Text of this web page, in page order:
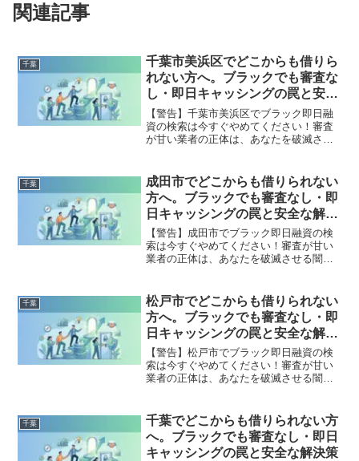
関連記事
千葉
千葉市美浜区でどこからも借りら
れない方へ。ブラックでも審査な
し・即日キャッシングの罠と安全
な解決策
【警告】千葉市美浜区でブラック即日融
資の検索は今すぐやめてください！審査
が甘い業者の正体は、あなたを破滅させ
す。千葉市美浜区で違法業者を避け、借
金地獄から抜け出した方々の実体験と確
実な解決策を完全公開。
千葉
成田市でどこからも借りられない
方へ。ブラックでも審査なし・即
日キャッシングの罠と安全な解決
策
【警告】成田市でブラック即日融資の検
索は今すぐやめてください！審査が甘い
業者の正体は、あなたを破滅させる闇金
市で違法業者を避け、借金地獄から抜け
出した方々の実体験と確実な解決策を完
全公開。
千葉
松戸市でどこからも借りられない
方へ。ブラックでも審査なし・即
日キャッシングの罠と安全な解決
策
【警告】松戸市でブラック即日融資の検
索は今すぐやめてください！審査が甘い
業者の正体は、あなたを破滅させる闇金
市で違法業者を避け、借金地獄から抜け
出した方々の実体験と確実な解決策を完
全公開。
千葉
千葉でどこからも借りられない方
へ。ブラックでも審査なし・即日
キャッシングの罠と安全な解決策